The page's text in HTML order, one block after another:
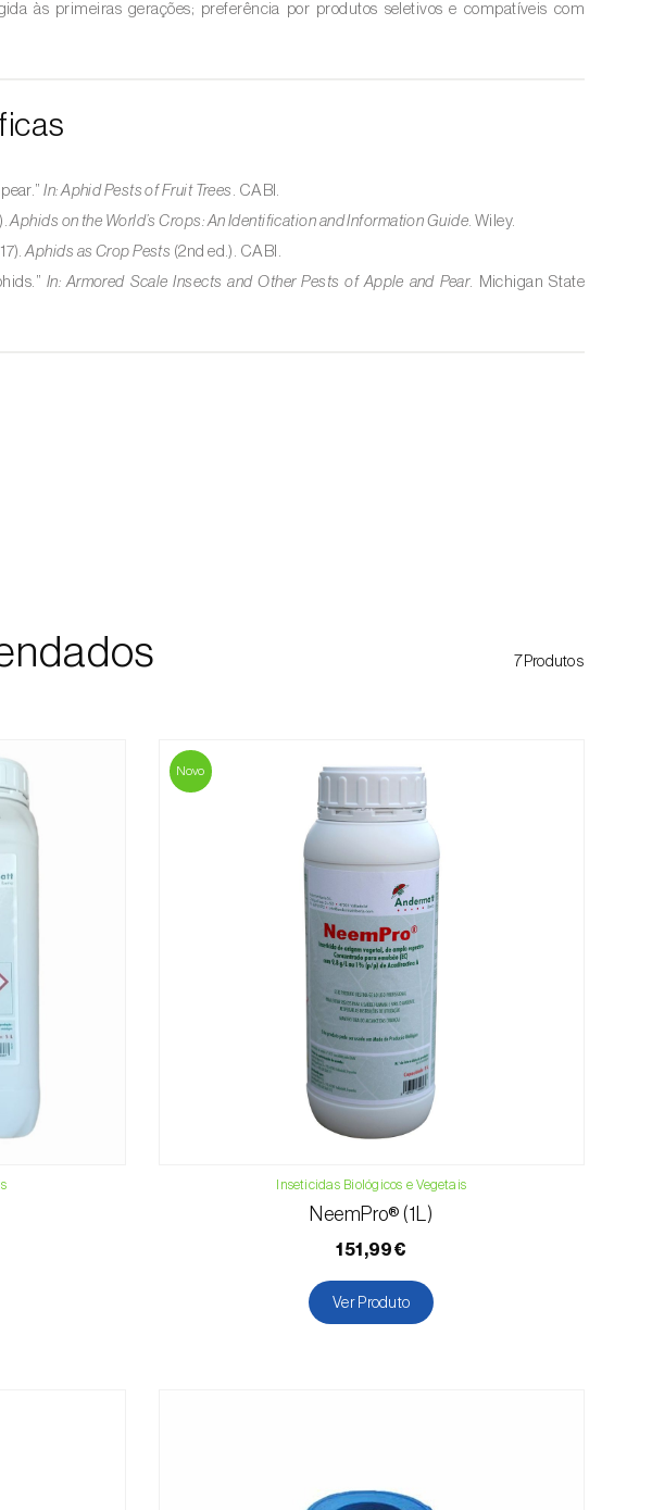
às primeiras gerações; preferência por produtos seletivos e compatíveis com
In: Aphid Pests of Fruit Trees . CABI.
Aphids on the World’s Crops: An Identification and Information Guide . Wiley.
Aphids as Crop Pests (2nd ed.). CABI.
In: Armored Scale Insects and Other Pests of Apple and Pear. Michigan State
7Produtos
Novo
Inseticidas Biológicos e Vegetais
NeemPro® (1L)
151,99€
Ver Produto